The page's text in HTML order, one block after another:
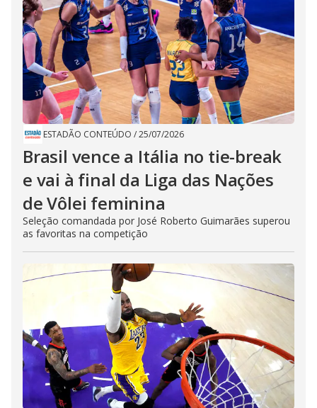
ESTADÃO CONTEÚDO /25/07/2026
Brasil vence a Itália no tie-break
e vai à final da Liga das Nações
de Vôlei feminina
Seleção comandada por José Roberto Guimarães superou
as favoritas na competição